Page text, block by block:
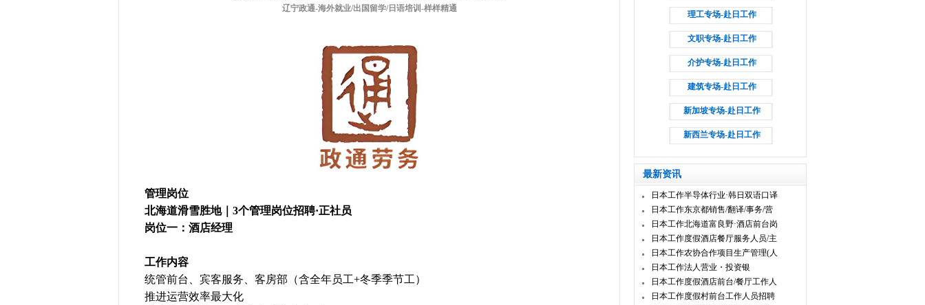
辽宁政通-海外就业/出国留学/日语培训-样样精通
管理岗位
北海道滑雪胜地｜3个管理岗位招聘·正社员
岗位一：酒店经理
工作内容
统管前台、宾客服务、客房部（含全年员工+冬季季节工）
推进运营效率最大化
理工专场-赴日工作
文职专场-赴日工作
介护专场-赴日工作
建筑专场-赴日工作
新加坡专场-赴日工作
新西兰专场-赴日工作
最新资讯
日本工作半导体行业·韩日双语口译
日本工作东京都销售/翻译/事务/营
日本工作北海道富良野·酒店前台岗
日本工作度假酒店餐厅服务人员/主
日本工作农协合作项目生产管理(人
日本工作法人营业・投资银
日本工作度假酒店前台/餐厅工作人
日本工作度假村前台工作人员招聘